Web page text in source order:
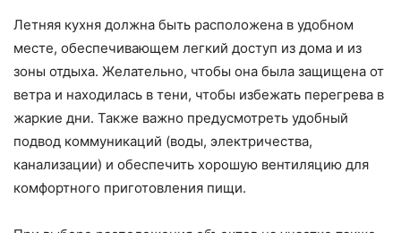
Летняя кухня должна быть расположена в удобном
месте, обеспечивающем легкий доступ из дома и из
зоны отдыха. Желательно, чтобы она была защищена от
ветра и находилась в тени, чтобы избежать перегрева в
жаркие дни. Также важно предусмотреть удобный
подвод коммуникаций (воды, электричества,
канализации) и обеспечить хорошую вентиляцию для
комфортного приготовления пищи.